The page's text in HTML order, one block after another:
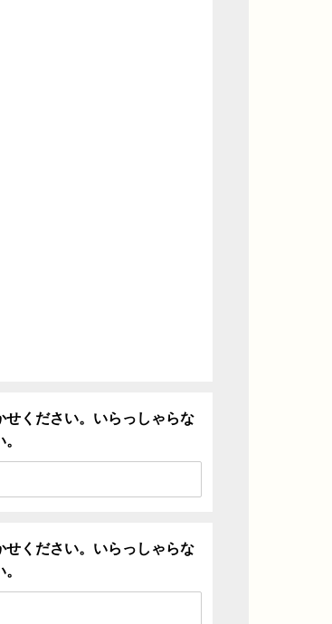
ください。いらっしゃらな
ください。いらっしゃらな